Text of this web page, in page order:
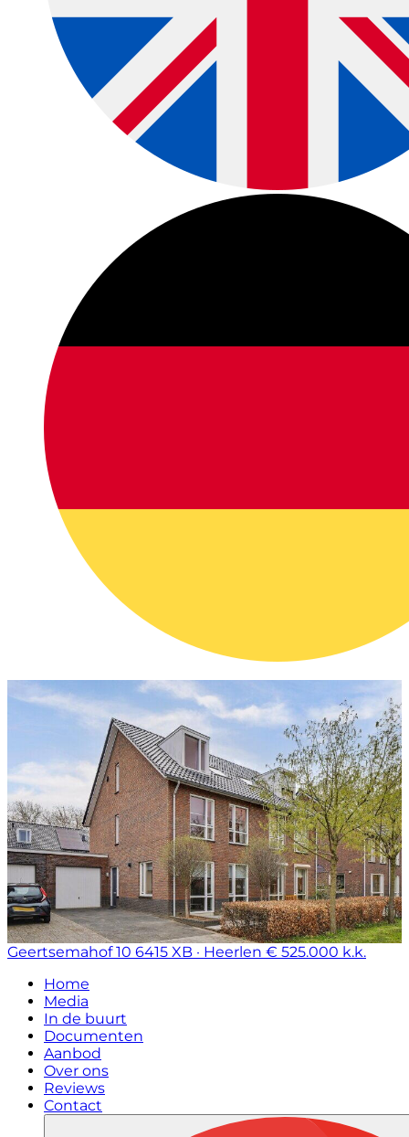
Geertsemahof 10 6415 XB · Heerlen € 525.000 k.k.
Home
Media
In de buurt
Documenten
Aanbod
Over ons
Reviews
Contact